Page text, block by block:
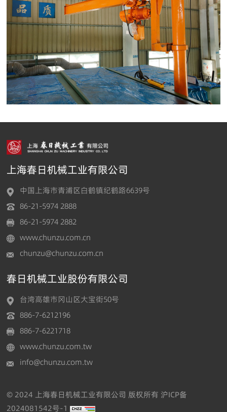
上海春日机械工业有限公司
中国上海市青浦区白鹤镇纪鹤路6639号
86-21-5974 2888
86-21-5974 2882
www.chunzu.com.cn
chunzu@chunzu.com.cn
春日机械工业股份有限公司
台湾高雄市冈山区大宝街50号
886-7-6212196
886-7-6221718
www.chunzu.com.tw
info@chunzu.com.tw
© 2024 上海春日机械工业有限公司 版权所有 沪ICP备
2024081542号-1